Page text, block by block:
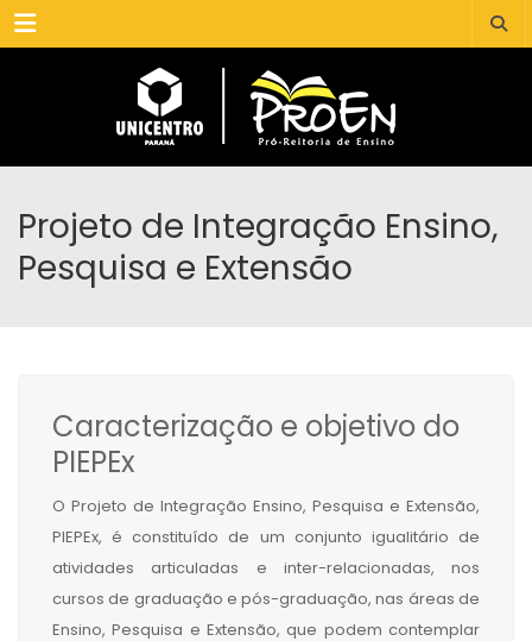
Menu
Projeto de Integração Ensino,
Pesquisa e Extensão
Caracterização e objetivo do
PIEPEx
O Projeto de Integração Ensino, Pesquisa e Extensão,
PIEPEx, é constituído de um conjunto igualitário de
atividades articuladas e inter-relacionadas, nos
cursos de graduação e pós-graduação, nas áreas de
Ensino, Pesquisa e Extensão, que podem contemplar